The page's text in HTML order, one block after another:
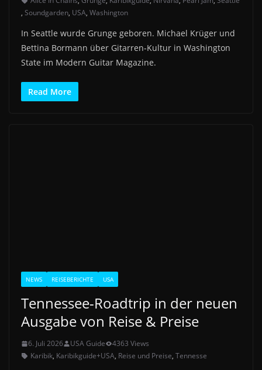
, Soundgarden, USA, Washington
In Seattle wurde Grunge geboren. Michael Krüger und
Bettina Bormann über Gitarren-Kultur in Washington
State im Modern Guitar Magazine.
Read More
NEWS REISEBERICHTE USA
Tennessee-Roadtrip in der neuen
Ausgabe von Reise & Preise
6. Juli 2026 USA Guide
4363 Views
Karibik, Karibikguide+USA, Reise und Preise, Tennesse